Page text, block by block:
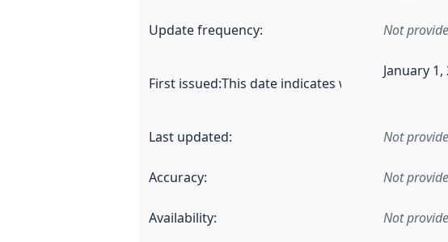
Update frequency: Not
First issued:This date indicates when the data
January 1,
Last updated: Not
Accuracy: Not
Availability: Not